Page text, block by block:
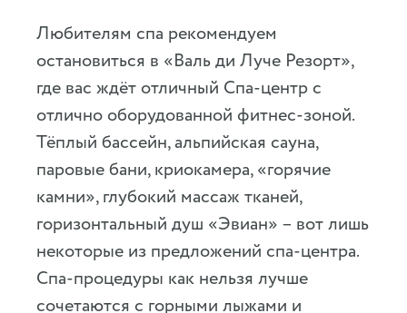
Любителям спа рекомендуем
остановиться в «Валь ди Луче Резорт»,
где вас ждёт отличный Спа-центр с
отлично оборудованной фитнес-зоной.
Тёплый бассейн, альпийская сауна,
паровые бани, криокамера, «горячие
камни», глубокий массаж тканей,
горизонтальный душ «Эвиан» – вот лишь
некоторые из предложений спа-центра.
Спа-процедуры как нельзя лучше
сочетаются с горными лыжами и